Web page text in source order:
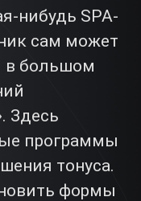
нибудь SPA-
сам может
в большом
Здесь
программы
тонуса.
формы